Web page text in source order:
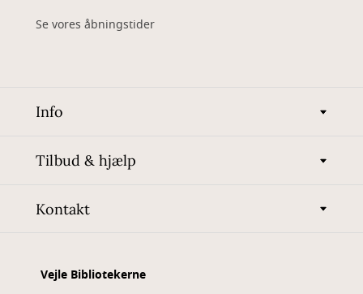
Se vores åbningstider
Info
Tilbud & hjælp
Kontakt
Vejle Bibliotekerne